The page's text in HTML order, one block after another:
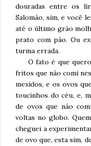
douradas entre os
Salomão, sim, e você
até o último grão
prato com pão. Ou
turma errada.
O fato é que quero
fritos que não comi
mexidos, e os ovos
toucinhos do céu, e,
de ovos que não
voltas no globo.
cheguei a
de ovo que, esta sim,